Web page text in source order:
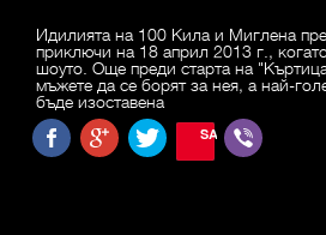
Идилията на 100 Кила и Миглена
приключи на 18 април 2013 г.,
шоуто. Още преди старта на
мъжете да се борят за нея, а най-
бъде изоставена
SAVE